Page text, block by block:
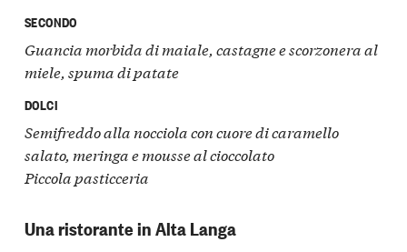
SECONDO
Guancia morbida di maiale, castagne e scorzonera al
miele, spuma di patate
DOLCI
Semifreddo alla nocciola con cuore di caramello
salato, meringa e mousse al cioccolato
Piccola pasticceria
Una ristorante in Alta Langa